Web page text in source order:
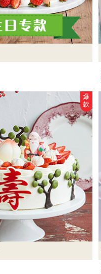
爆
款